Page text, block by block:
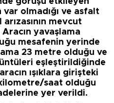
olmadığı ve asfalt
mevcut
yavaşlama
mesafenin yerinde
23 metre olduğu ve
eşleştirildiğinde
ışıklara girişteki
kilometre/saat olduğu
yer verildi.